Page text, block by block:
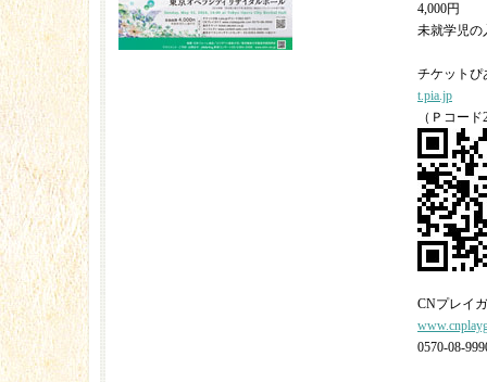
4,000円
未就学児の
チケットぴ
t.pia.jp
（Ｐコー
CNプレイ
0570-08-